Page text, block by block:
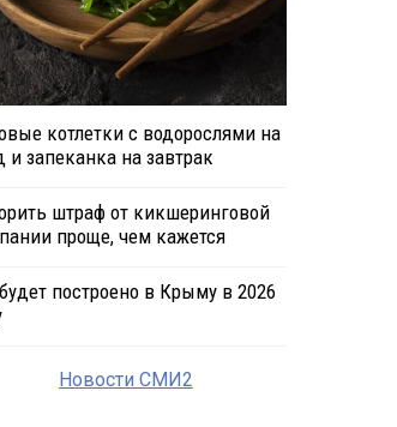
котлетки с водорослями на
и запеканка на завтрак
штраф от кикшеринговой
проще, чем кажется
построено в Крыму в 2026
Новости СМИ2